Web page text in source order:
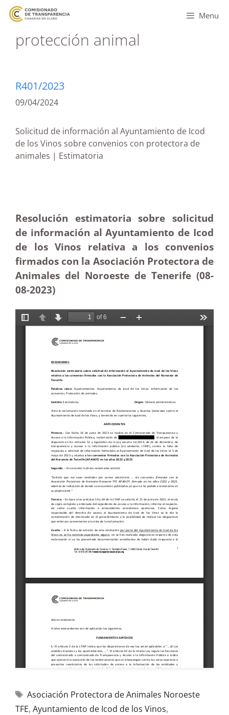
Menu
protección animal
R401/2023
09/04/2024
Solicitud de información al Ayuntamiento de Icod
de los Vinos sobre convenios con protectora de
animales | Estimatoria
Resolución estimatoria sobre solicitud
de información al Ayuntamiento de Icod
de los Vinos relativa a los convenios
firmados con la Asociación Protectora de
Animales del Noroeste de Tenerife (08-
08-2023)
Asociación Protectora de Animales Noroeste
TFE, Ayuntamiento de Icod de los Vinos,